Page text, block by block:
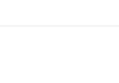
可照人。由于后来显通寺成了